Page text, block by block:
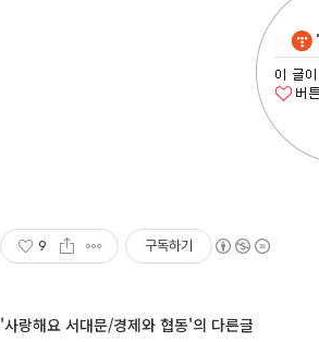
9 구독하기
'사랑해요 서대문/경제와 협동'의 다른글